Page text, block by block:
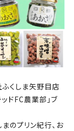
くしま矢野目店
ドFC農業部」ブ
のプリン紀行、お